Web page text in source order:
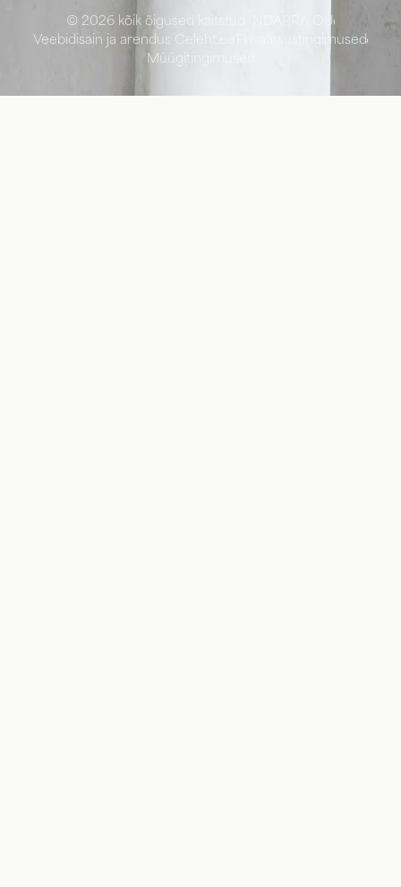
© 2026 kõik õigused kaitstud INDARRA OÜ
Veebidisain ja arendus Celeht.ee
Privaatsustingimused
Müügitingimused